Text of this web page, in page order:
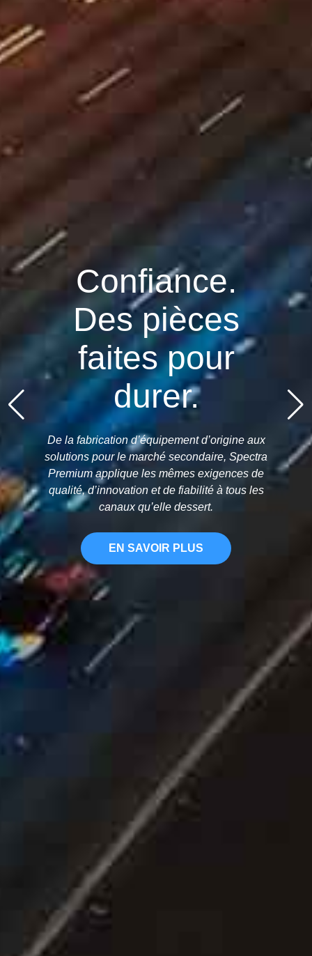
Confiance.
Des pièces
faites pour
durer.
De la fabrication d’équipement d’origine aux
solutions pour le marché secondaire, Spectra
Premium applique les mêmes exigences de
qualité, d’innovation et de fiabilité à tous les
canaux qu’elle dessert.
EN SAVOIR PLUS